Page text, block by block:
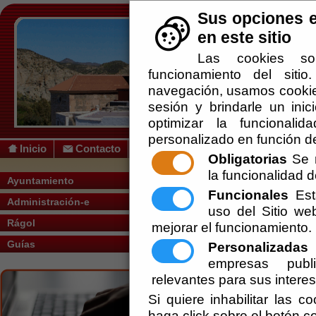
Sus opciones
en este sitio
Las cookies
funcionamiento del
navegación, usamos
sesión y brindarle un
optimizar la
personalizado en función
Obligatorias Se
la funcionalidad
Funcionales
uso del Sitio
mejorar el funcionamiento.
Personalizadas
empresas
relevantes para sus
Si quiere inhabilitar las
Inicio Contacto
Ayuntamiento
Administración-e
Rágol
Guías
Usted se encuentra aquí:Inicio /
Escuchar
Artículo 9.
electrónicos.
Los
ciudadana u